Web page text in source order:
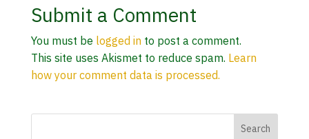
Submit a Comment
You must be logged into post a comment.
This site uses Akismet to reduce spam. Learn
how your comment data is processed.